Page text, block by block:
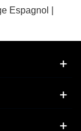
Espagnol |